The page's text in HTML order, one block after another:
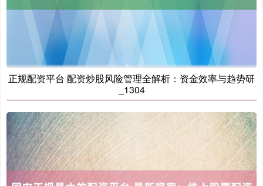
正规配资平台 配资炒股风险管理全解析：资金效率与趋势研
_1304